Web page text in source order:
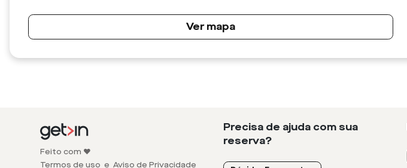
Ver mapa
Feito com ❤️
Termos de uso e Aviso de Privacidade
Precisa de ajuda com sua
reserva?